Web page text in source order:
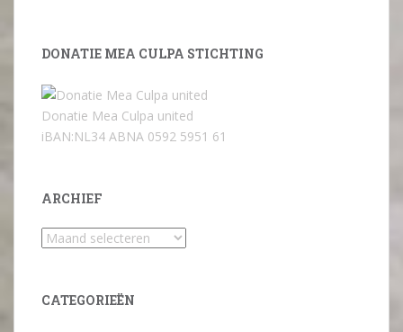
DONATIE MEA CULPA STICHTING
Donatie Mea Culpa united
iBAN:NL34 ABNA 0592 5951 61
ARCHIEF
Archief
CATEGORIEËN